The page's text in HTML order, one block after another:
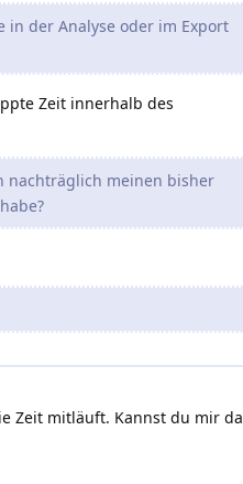
in der Analyse oder im Export
Zeit innerhalb des
nachträglich meinen bisher
Zeit mitläuft. Kannst du mir da